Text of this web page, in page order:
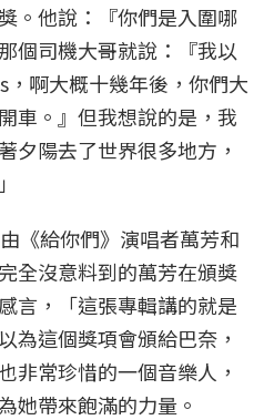
。他說：『你們是入圍哪
個司機大哥就說：『我以
啊大概十幾年後，你們大
車。』但我想說的是，我
夕陽去了世界很多地方，
《給你們》演唱者萬芳和
全沒意料到的萬芳在頒獎
言，「這張專輯講的就是
為這個獎項會頒給巴奈，
非常珍惜的一個音樂人，
她帶來飽滿的力量。